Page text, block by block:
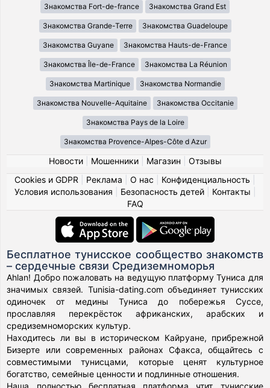
Знакомства Fort-de-france Знакомства Grand Est
Знакомства Grande-Terre Знакомства Guadeloupe
Знакомства Guyane Знакомства Hauts-de-France
Знакомства Île-de-France Знакомства La Réunion
Знакомства Martinique Знакомства Normandie
Знакомства Nouvelle-Aquitaine Знакомства Occitanie
Знакомства Pays de la Loire
Знакомства Provence-Alpes-Côte d Azur
Новости| Мошенники| Магазин
Отзывы
Cookies и GDPR
Реклама О нас Конфиденциальность
Условия использования
Безопасность детей| Контакты
FAQ
Бесплатное тунисское сообщество знакомств
– сердечные связи Средиземноморья
Ahlan! Добро пожаловать на ведущую платформу Туниса для
значимых связей. Tunisia-dating.com объединяет тунисских
одиночек от медины Туниса до побережья Суссе,
прославляя перекрёсток африканских, арабских и
средиземноморских культур.
Находитесь ли вы в историческом Кайруане, прибрежной
Бизерте или современных районах Сфакса, общайтесь с
совместимыми тунисцами, которые ценят культурное
богатство, семейные ценности и подлинные отношения.
Наша полностью бесплатная платформа чтит тунисские